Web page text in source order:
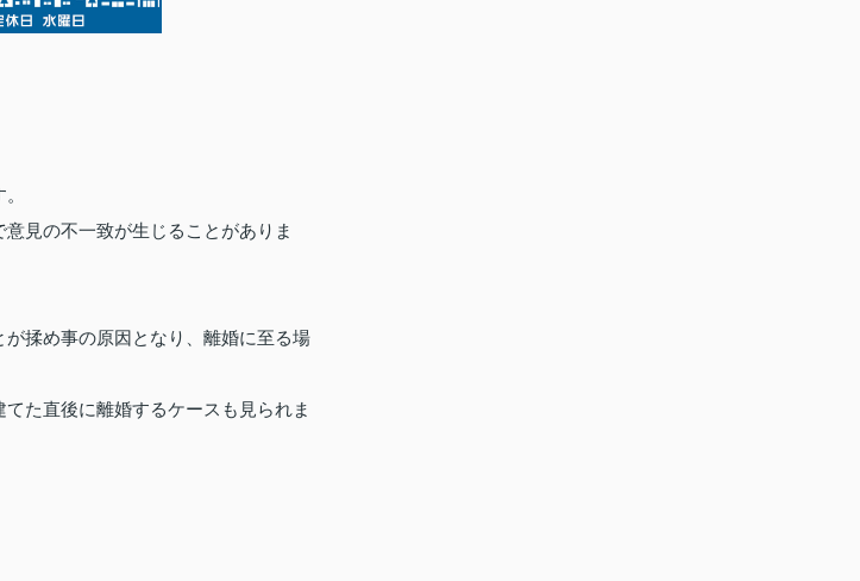
見の不一致が生じることがありま
揉め事の原因となり、離婚に至る場
た直後に離婚するケースも見られま